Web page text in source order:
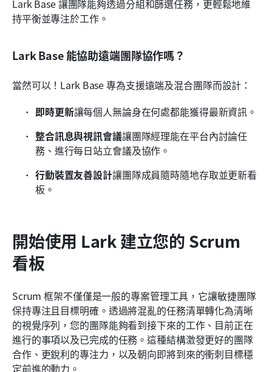
Lark Base 讓團隊能夠透過分組和篩選任務，更輕鬆地維
持平衡並專注於工作。
Lark Base 能協助遠端團隊協作嗎？
當然可以！Lark Base 專為支援遠端及混合團隊而設計：
即時更新讓每個人無論身在何處都能獲得最新資訊。
整合訊息與視訊會議讓團隊經理能在平台內討論任
務、進行每日站立會議及協作。
行動裝置友善設計讓團隊成員隨時隨地存取並更新看
板。
開始使用 Lark 建立您的 Scrum
看板
Scrum 框架不僅僅是一般的專案管理工具，它讓敏捷團隊
保持專注且目標明確。透過將混亂的任務清單轉化為清晰
的視覺序列，您的團隊能夠看到接下來的工作、目前正在
進行的事項以及已完成的任務。這種結構激發更好的團隊
合作、更銳利的專注力，以及朝向即將到來的衝刺目標穩
定前進的動力。